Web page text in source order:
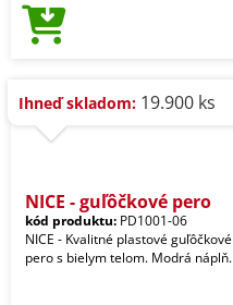
Ihneď skladom: 19.900 ks
NICE - guľôčkové pero
kód produktu: PD1001-06
NICE - Kvalitné plastové guľôčkové
pero s bielym telom. Modrá náplň.